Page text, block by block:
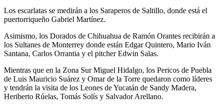
Los escarlatas se medirán a los Saraperos de Saltillo, donde está el
puertorriqueño Gabriel Martínez.
Asimismo, los Dorados de Chihuahua de Ramón Orantes recibirán a
los Sultanes de Monterrey donde están Edgar Quintero, Mario Iván
Santana, Carlos Orrantia y el pitcher Edwin Salas.
Mientras que en la Zona Sur Miguel Hidalgo, los Pericos de Puebla
de Luis Mauricio Suárez y Omar de la Torre quedaron como líderes
y tendrán la visita de los Leones de Yucatán de Sandy Madera,
Heriberto Rúelas, Tomás Solís y Salvador Arellano.